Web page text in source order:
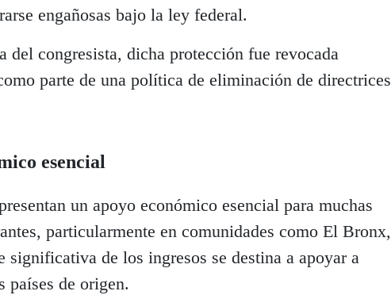
engañosas bajo la ley federal.
del congresista, dicha protección fue revocada
parte de una política de eliminación de directrices
esencial
un apoyo económico esencial para muchas
particularmente en comunidades como El Bronx,
significativa de los ingresos se destina a apoyar a
países de origen.